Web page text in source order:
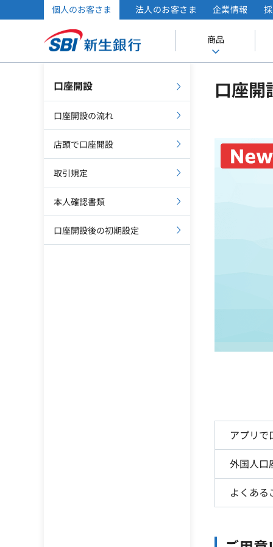
商品
個人のお客さま 法人のお客さま 企業情報
口座開
アプリで
外国人口
よくある
口座開設
口座開設の流れ
店頭で口座開設
取引規定
本人確認書類
口座開設後の初期設定